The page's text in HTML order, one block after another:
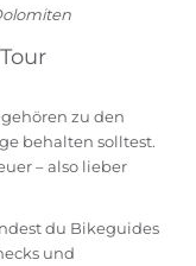
zu den
behalten solltest.
– also lieber
du Bikeguides
und